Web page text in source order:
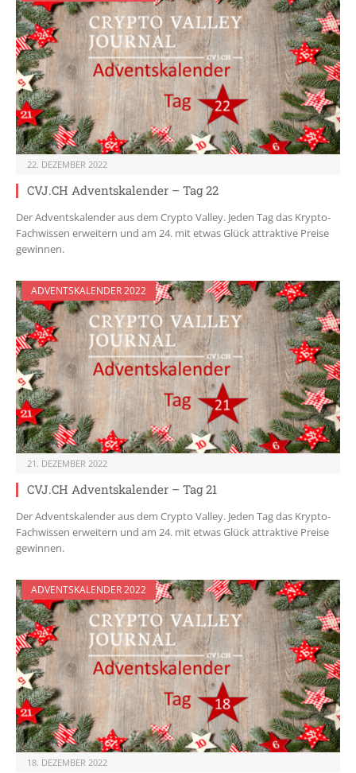
22. DEZEMBER 2022
CVJ.CH Adventskalender – Tag 22
Der Adventskalender aus dem Crypto Valley. Jeden Tag das Krypto-
Fachwissen erweitern und am 24. mit etwas Glück attraktive Preise
gewinnen.
ADVENTSKALENDER 2022
21. DEZEMBER 2022
CVJ.CH Adventskalender – Tag 21
Der Adventskalender aus dem Crypto Valley. Jeden Tag das Krypto-
Fachwissen erweitern und am 24. mit etwas Glück attraktive Preise
gewinnen.
ADVENTSKALENDER 2022
18. DEZEMBER 2022